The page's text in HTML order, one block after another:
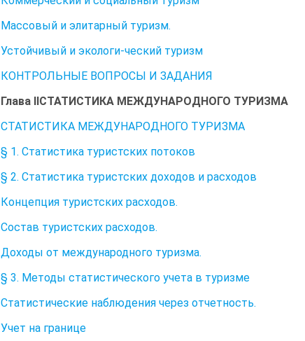
Массовый и элитарный туризм.
Устойчивый и экологи-ческий туризм
КОНТРОЛЬНЫЕ ВОПРОСЫ И ЗАДАНИЯ
Глава ІІСТАТИСТИКА МЕЖДУНАРОДНОГО ТУРИЗМА
СТАТИСТИКА МЕЖДУНАРОДНОГО ТУРИЗМА
§ 1. Статистика туристских потоков
§ 2. Статистика туристских доходов и расходов
Концепция туристских расходов.
Состав туристских расходов.
Доходы от международного туризма.
§ 3. Методы статистического учета в туризме
Статистические наблюдения через отчетность.
Учет на границе